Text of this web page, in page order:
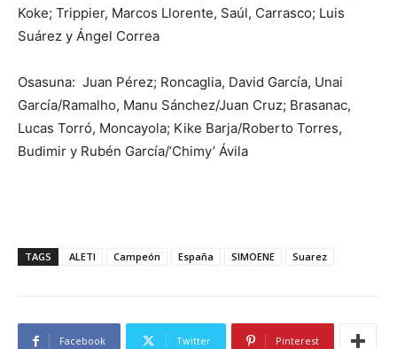
Koke; Trippier, Marcos Llorente, Saúl, Carrasco; Luis
Suárez y Ángel Correa
Osasuna: Juan Pérez; Roncaglia, David García, Unai
García/Ramalho, Manu Sánchez/Juan Cruz; Brasanac,
Lucas Torró, Moncayola; Kike Barja/Roberto Torres,
Budimir y Rubén García/’Chimy’ Ávila
TAGS ALETI Campeón España SIMOENE Suarez
Facebook Twitter Pinterest